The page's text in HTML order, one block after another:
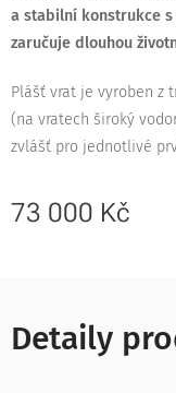
a stabilní konstrukce
zaručuje dlouhou
Plášť vrat je vyroben z
(na vratech široký
zvlášť pro jednotlivé
73 000 Kč
Detaily